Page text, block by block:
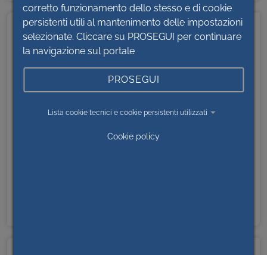
CONTATTI
DIPARTIMENTO MEDICO SPECIALISTICO
Direttore
Michele De Benedictis
via Ospedali, 5
corretto funzionamento dello stesso e di cookie
persistenti utili al mantenimento delle impostazioni
selezionate. Cliccare su PROSEGUI per continuare
la navigazione sul portale
PROSEGUI
Lista cookie tecnici e cookie persistenti utilizzati
Cookie policy